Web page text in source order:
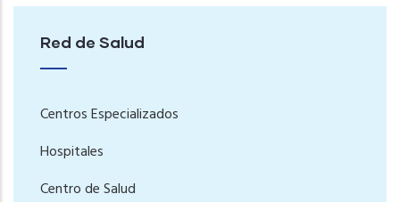
Red de Salud
Centros Especializados
Hospitales
Centro de Salud